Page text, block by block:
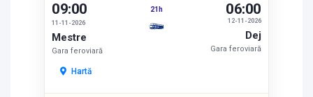
09:00
11-11-2026
Mestre
Gara feroviară
Hartă
21h
12-11-2026
06:00
Dej
Gara feroviară